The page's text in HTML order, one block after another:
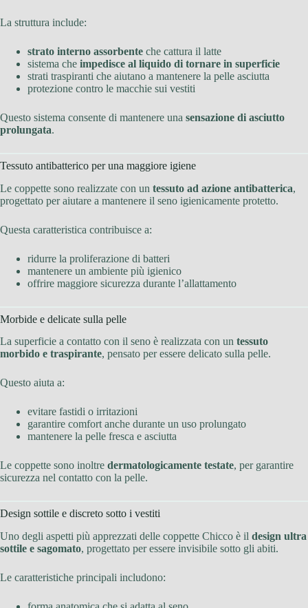
La struttura include:
strato interno assorbente che cattura il latte
sistema che impedisce al liquido di tornare in superficie
strati traspiranti che aiutano a mantenere la pelle asciutta
protezione contro le macchie sui vestiti
Questo sistema consente di mantenere una sensazione di asciutto
prolungata.
Tessuto antibatterico per una maggiore igiene
Le coppette sono realizzate con un tessuto ad azione antibatterica,
progettato per aiutare a mantenere il seno igienicamente protetto.
Questa caratteristica contribuisce a:
ridurre la proliferazione di batteri
mantenere un ambiente più igienico
offrire maggiore sicurezza durante l’allattamento
Morbide e delicate sulla pelle
La superficie a contatto con il seno è realizzata con un tessuto
morbido e traspirante, pensato per essere delicato sulla pelle.
Questo aiuta a:
evitare fastidi o irritazioni
garantire comfort anche durante un uso prolungato
mantenere la pelle fresca e asciutta
Le coppette sono inoltre dermatologicamente testate, per garantire
sicurezza nel contatto con la pelle.
Design sottile e discreto sotto i vestiti
Uno degli aspetti più apprezzati delle coppette Chicco è il design ultra
sottile e sagomato, progettato per essere invisibile sotto gli abiti.
Le caratteristiche principali includono: